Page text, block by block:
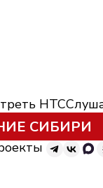
НТС
СИБИРИ